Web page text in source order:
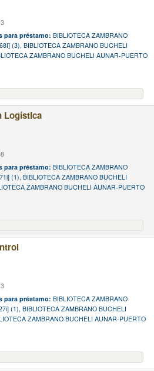
para préstamo:BIBLIOTECA ZAMBRANO
(3), BIBLIOTECA ZAMBRANO BUCHELI
ZAMBRANO BUCHELI AUNAR-PUERTO
Logística
para préstamo:BIBLIOTECA ZAMBRANO
(1), BIBLIOTECA ZAMBRANO BUCHELI
ZAMBRANO BUCHELI AUNAR-PUERTO
para préstamo:BIBLIOTECA ZAMBRANO
(1), BIBLIOTECA ZAMBRANO BUCHELI
ZAMBRANO BUCHELI AUNAR-PUERTO